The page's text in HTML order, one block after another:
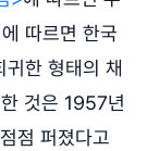
따르면 한국
한 형태의 채
것은 1957년
점 퍼졌다고